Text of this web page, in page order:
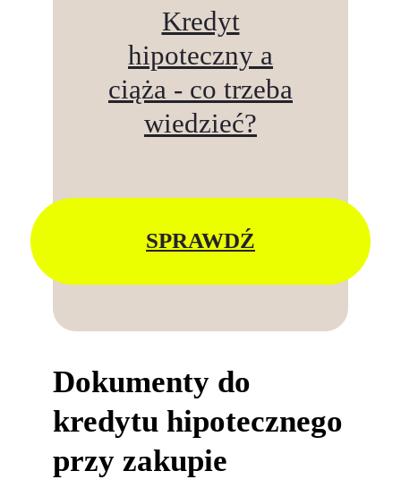
Kredyt
hipoteczny a
ciąża - co trzeba
wiedzieć?
SPRAWDŹ
Dokumenty do
kredytu hipotecznego
przy zakupie